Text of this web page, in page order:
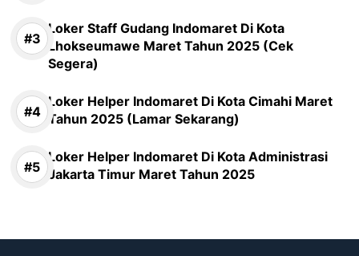
Loker Staff Gudang Indomaret Di Kota
Lhokseumawe Maret Tahun 2025 (Cek
Segera)
Loker Helper Indomaret Di Kota Cimahi Maret
Tahun 2025 (Lamar Sekarang)
Loker Helper Indomaret Di Kota Administrasi
Jakarta Timur Maret Tahun 2025